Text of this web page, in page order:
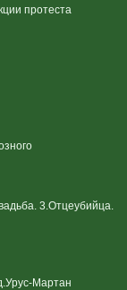
протеста
3.Отцеубийца.
Мартан